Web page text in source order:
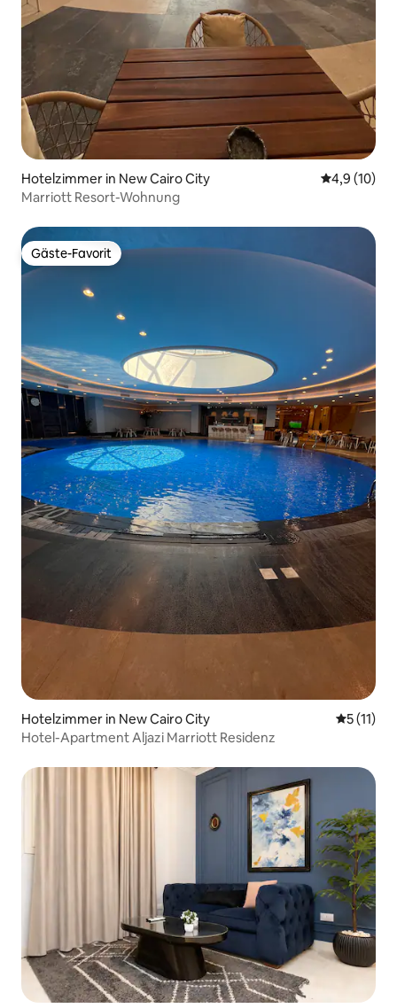
Hotelzimmer in New Cairo City
4,9 (10)
Marriott Resort-Wohnung
Gäste-Favorit
Gäste-Favorit
Hotelzimmer in New Cairo City
5 (11)
Hotel-Apartment Aljazi Marriott Residenz